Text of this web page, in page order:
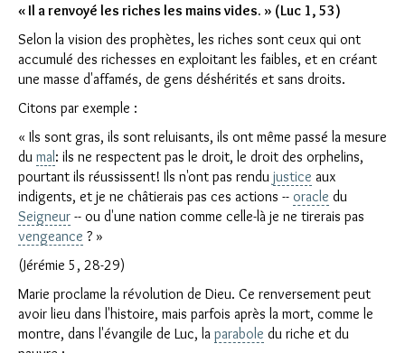
« Il a renvoyé les riches les mains vides. » (Luc 1, 53)
Selon la vision des prophètes, les riches sont ceux qui ont
accumulé des richesses en exploitant les faibles, et en créant
une masse d'affamés, de gens déshérités et sans droits.
Citons par exemple :
« Ils sont gras, ils sont reluisants, ils ont même passé la mesure
du mal: ils ne respectent pas le droit, le droit des orphelins,
pourtant ils réussissent! Ils n'ont pas rendu justice aux
indigents, et je ne châtierais pas ces actions -- oracle du
Seigneur -- ou d'une nation comme celle-là je ne tirerais pas
vengeance ? »
(Jérémie 5, 28-29)
Marie proclame la révolution de Dieu. Ce renversement peut
avoir lieu dans l'histoire, mais parfois après la mort, comme le
montre, dans l'évangile de Luc, la parabole du riche et du